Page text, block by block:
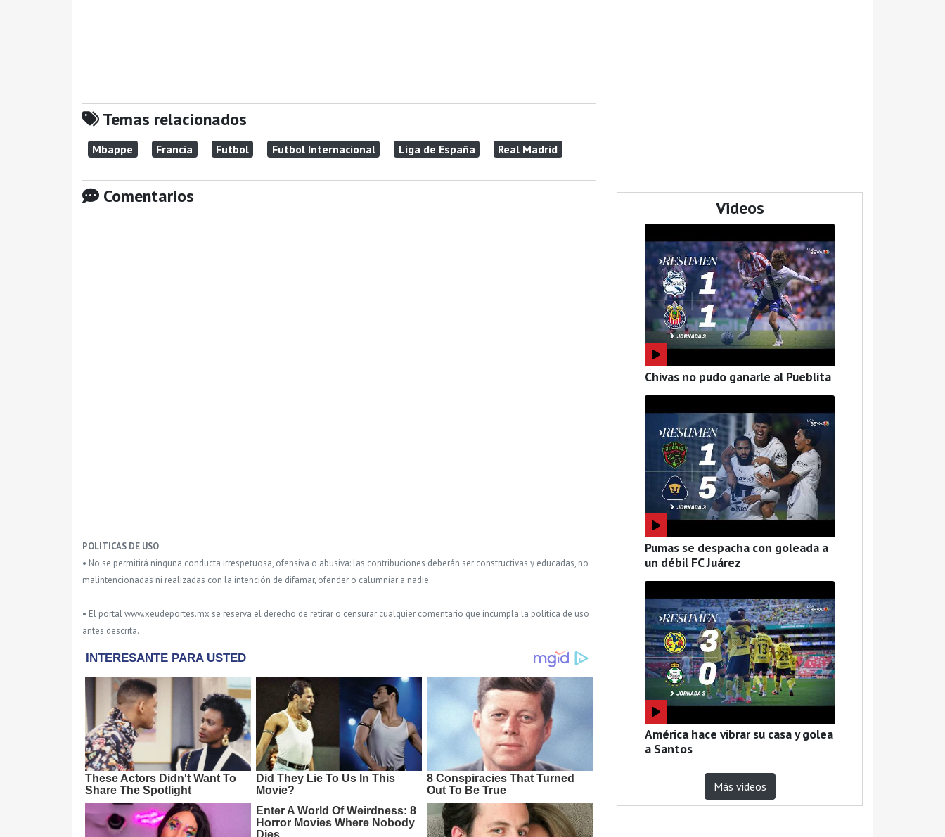
Temas relacionados
Mbappe Francia Futbol Futbol Internacional Liga de España Real Madrid
Comentarios
POLITICAS DE USO
• No se permitirá ninguna conducta irrespetuosa, ofensiva o abusiva: las contribuciones deberán ser constructivas y educadas, no
malintencionadas ni realizadas con la intención de difamar, ofender o calumniar a nadie.
• El portal www.xeudeportes.mx se reserva el derecho de retirar o censurar cualquier comentario que incumpla la política de uso
antes descrita.
Videos
Chivas no pudo ganarle al Pueblita
Pumas se despacha con goleada a
un débil FC Juárez
América hace vibrar su casa y golea
a Santos
Más videos